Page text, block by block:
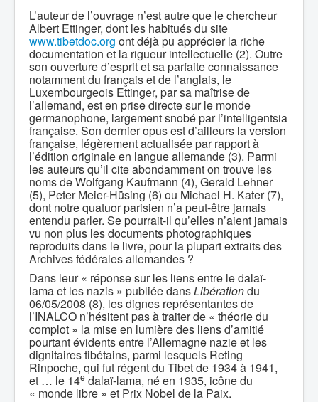
L’auteur de l’ouvrage n’est autre que le chercheur
Albert Ettinger, dont les habitués du site
www.tibetdoc.org ont déjà pu apprécier la riche
documentation et la rigueur intellectuelle (2). Outre
son ouverture d’esprit et sa parfaite connaissance
notamment du français et de l’anglais, le
Luxembourgeois Ettinger, par sa maîtrise de
l’allemand, est en prise directe sur le monde
germanophone, largement snobé par l’intelligentsia
française. Son dernier opus est d’ailleurs la version
française, légèrement actualisée par rapport à
l’édition originale en langue allemande (3). Parmi
les auteurs qu’il cite abondamment on trouve les
noms de Wolfgang Kaufmann (4), Gerald Lehner
(5), Peter Meier-Hüsing (6) ou Michael H. Kater (7),
dont notre quatuor parisien n’a peut-être jamais
entendu parler. Se pourrait-il qu’elles n’aient jamais
vu non plus les documents photographiques
reproduits dans le livre, pour la plupart extraits des
Archives fédérales allemandes ?
Dans leur « réponse sur les liens entre le dalaï-
lama et les nazis » publiée dansLibérationdu
06/05/2008 (8), les dignes représentantes de
l’INALCO n’hésitent pas à traiter de « théorie du
complot » la mise en lumière des liens d’amitié
pourtant évidents entre l’Allemagne nazie et les
dignitaires tibétains, parmi lesquels Reting
Rinpoche, qui fut régent du Tibet de 1934 à 1941,
et … le 14e dalaï-lama, né en 1935, icône du
« monde libre » et Prix Nobel de la Paix.